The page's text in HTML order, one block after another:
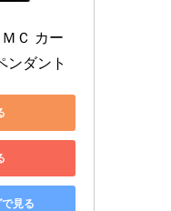
Ｃ カー
ンダント
見る